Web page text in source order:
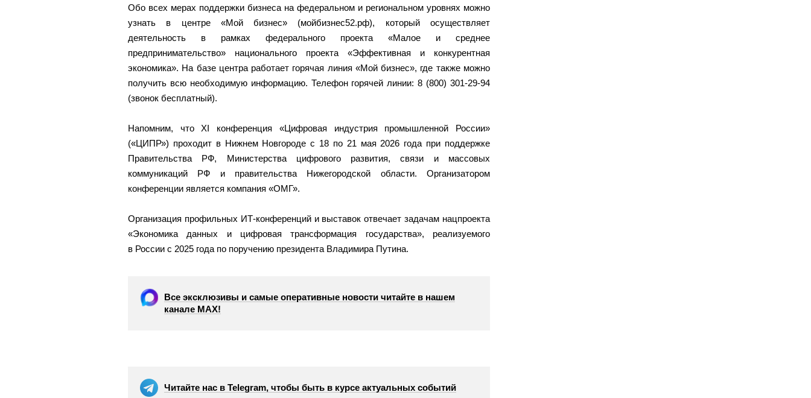
Обо всех мерах поддержки бизнеса на федеральном и региональном уровнях можно
узнать в центре «Мой бизнес» (мойбизнес52.рф), который осуществляет
деятельность в рамках федерального проекта «Малое и среднее
предпринимательство» национального проекта «Эффективная и конкурентная
экономика». На базе центра работает горячая линия «Мой бизнес», где также можно
получить всю необходимую информацию. Телефон горячей линии: 8 (800) 301-29-94
(звонок бесплатный).
Напомним, что XI конференция «Цифровая индустрия промышленной России»
(«ЦИПР») проходит в Нижнем Новгороде с 18 по 21 мая 2026 года при поддержке
Правительства РФ, Министерства цифрового развития, связи и массовых
коммуникаций РФ и правительства Нижегородской области. Организатором
конференции является компания «ОМГ».
Организация профильных ИТ-конференций и выставок отвечает задачам нацпроекта
«Экономика данных и цифровая трансформация государства», реализуемого
в России с 2025 года по поручению президента Владимира Путина.
Все эксклюзивы и самые оперативные новости читайте в нашем
канале МАХ!
Читайте нас в Telegram, чтобы быть в курсе актуальных событий